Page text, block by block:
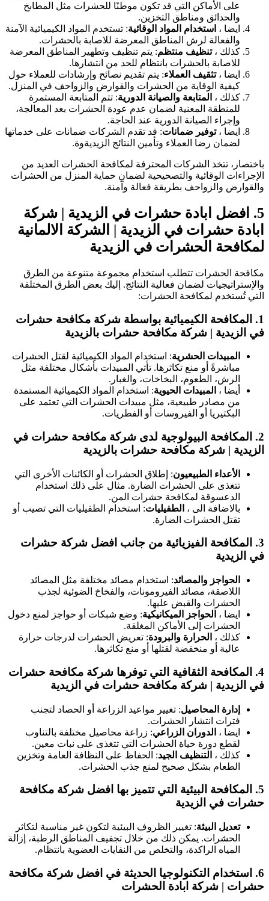
على الأماكن التي قد تكون موطنًا للحشرات مثل المطابخ
والحدائق ومناطق التخزين.
ايضا ، استخدام المواد الوقائية: تستخدم المواد الكيميائية الآمنة
والفعالة لرش المناطق المعرضة للاصابة بالحشرات.
كذلك ،تنظيف منتظم: يتم تنظيف وتطهير المناطق المعرضة
للاصابة بالحشرات بانتظام للحد من انتشارها.
ايضا ،تثقيف العملاء: يتم تقديم نصائح وإرشادات للعملاء حول
كيفية الوقاية من الحشرات والقوارض والزواحف في المنزل.
كذلك ، المتابعة والصيانة الدورية: تتم المتابعة المستمرة
للمنطقة المعنية لضمان عدم عودة الحشرات بعد المعالجة،
وإجراء الصيانة الدورية عند الحاجة.
ايضا ،توفير ضمانات: قد تقدم الشركات ضمانات على خدماتها
لضمان رضا العملاء وتأمين النتائج الزيديةوة.
باختصار، تتخذ الشركات المحترفة لمكافحة الحشرات العديد من
الإجراءات الوقائية والتصحيحية لضمان حماية المنزل من الحشرات
والقوارض والزواحف بطريقة فعالة وآمنة.
5.
افضل ابادة حشرات في الزيدية | شركة
ابادة حشرات في الزيدية | الشركة الالمانية
لمكافحة الحشرات في الزيدية
مكافحة الحشرات تتطلب استخدام مجموعة متنوعة من الطرق
والإستراتيجيات لضمان فعالية النتائج. إليك بعض الطرق المختلفة
التي تُستخدم لمكافحة الحشرات:
1. المكافحة الكيميائية بواسطة شركة مكافحة حشرات
في الزيدية | شركة مكافحة حشرات بالزيدية
المبيدات الحشرية: استخدام المواد الكيميائية لقتل الحشرات
مباشرةً أو منع تكاثرها. تأتي المبيدات بأشكال مختلفة مثل
الرش، الطعوم، البخاخات، والغبار.
أيضا ، المبيدات الحيوية: استخدام المواد الكيميائية المستمدة
من مصادر طبيعية، مثل مبيدات الحشرات التي تعتمد على
البكتيريا أو الفيروسات أو الفطريات.
2. المكافحة البيولوجية لدى شركة مكافحة حشرات في
الزيدية | شركة مكافحة حشرات بالزيدية
الأعداء الطبيعيون: إطلاق الحشرات أو الكائنات الأخرى التي
تتغذى على الحشرات الضارة. مثال على ذلك استخدام
الدعسوقة لمكافحة حشرات المن.
بالاضافة الى ، الطفيليات: استخدام الطفيليات التي تصيب أو
تقتل الحشرات الضارة.
3. المكافحة الفيزيائية من جانب افضل شركة حشرات
في الزيدية
الحواجز والمصائد: استخدام مصائد مختلفة مثل المصائد
اللاصقة، مصائد الفيرومونات، والفخاخ الضوئية لجذب
الحشرات والقبض عليها.
ايضا ، الحواجز الميكانيكية: وضع شبكات أو حواجز لمنع دخول
الحشرات إلى الأماكن المغلقة.
كذلك ، الحرارة والبرودة: تعريض الحشرات لدرجات حرارة
عالية أو منخفضة لقتلها أو منع تكاثرها.
4. المكافحة الثقافية التي توفرها شركة مكافحة حشرات
في الزيدية | شركة مكافحة حشرات في الزيدية
إدارة المحاصيل: تغيير مواعيد الزراعة أو الحصاد لتجنب
فترات انتشار الحشرات.
ايضا ، الدوران الزراعي: زراعة محاصيل مختلفة بالتناوب
لقطع دورة حياة الحشرات التي تتغذى على نبات معين.
كذلك ، التنظيف الجيد: الحفاظ على النظافة العامة وتخزين
الطعام بشكل صحيح لمنع جذب الحشرات.
5. المكافحة البيئية التي تتميز بها افضل شركة مكافحة
حشرات في الزيدية
تعديل البيئة: تغيير الظروف البيئية لتكون غير مناسبة لتكاثر
الحشرات. يمكن ذلك من خلال تجفيف المناطق الرطبة، إزالة
المياه الراكدة، والتخلص من النفايات العضوية بانتظام.
6. استخدام التكنولوجيا الحديثة في افضل شركة مكافحة
حشرات | شركة ابادة الحشرات